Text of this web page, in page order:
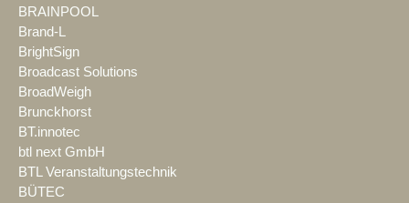
BRAINPOOL
Brand-L
BrightSign
Broadcast Solutions
BroadWeigh
Brunckhorst
BT.innotec
btl next GmbH
BTL Veranstaltungstechnik
BÜTEC